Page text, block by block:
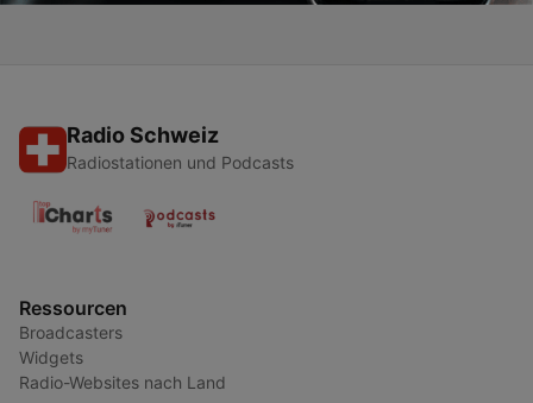
Radio Schweiz
Radiostationen und Podcasts
Ressourcen
Broadcasters
Widgets
Radio-Websites nach Land